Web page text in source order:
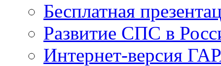
Бесплатная
Развитие СПС в
Интернет-версия